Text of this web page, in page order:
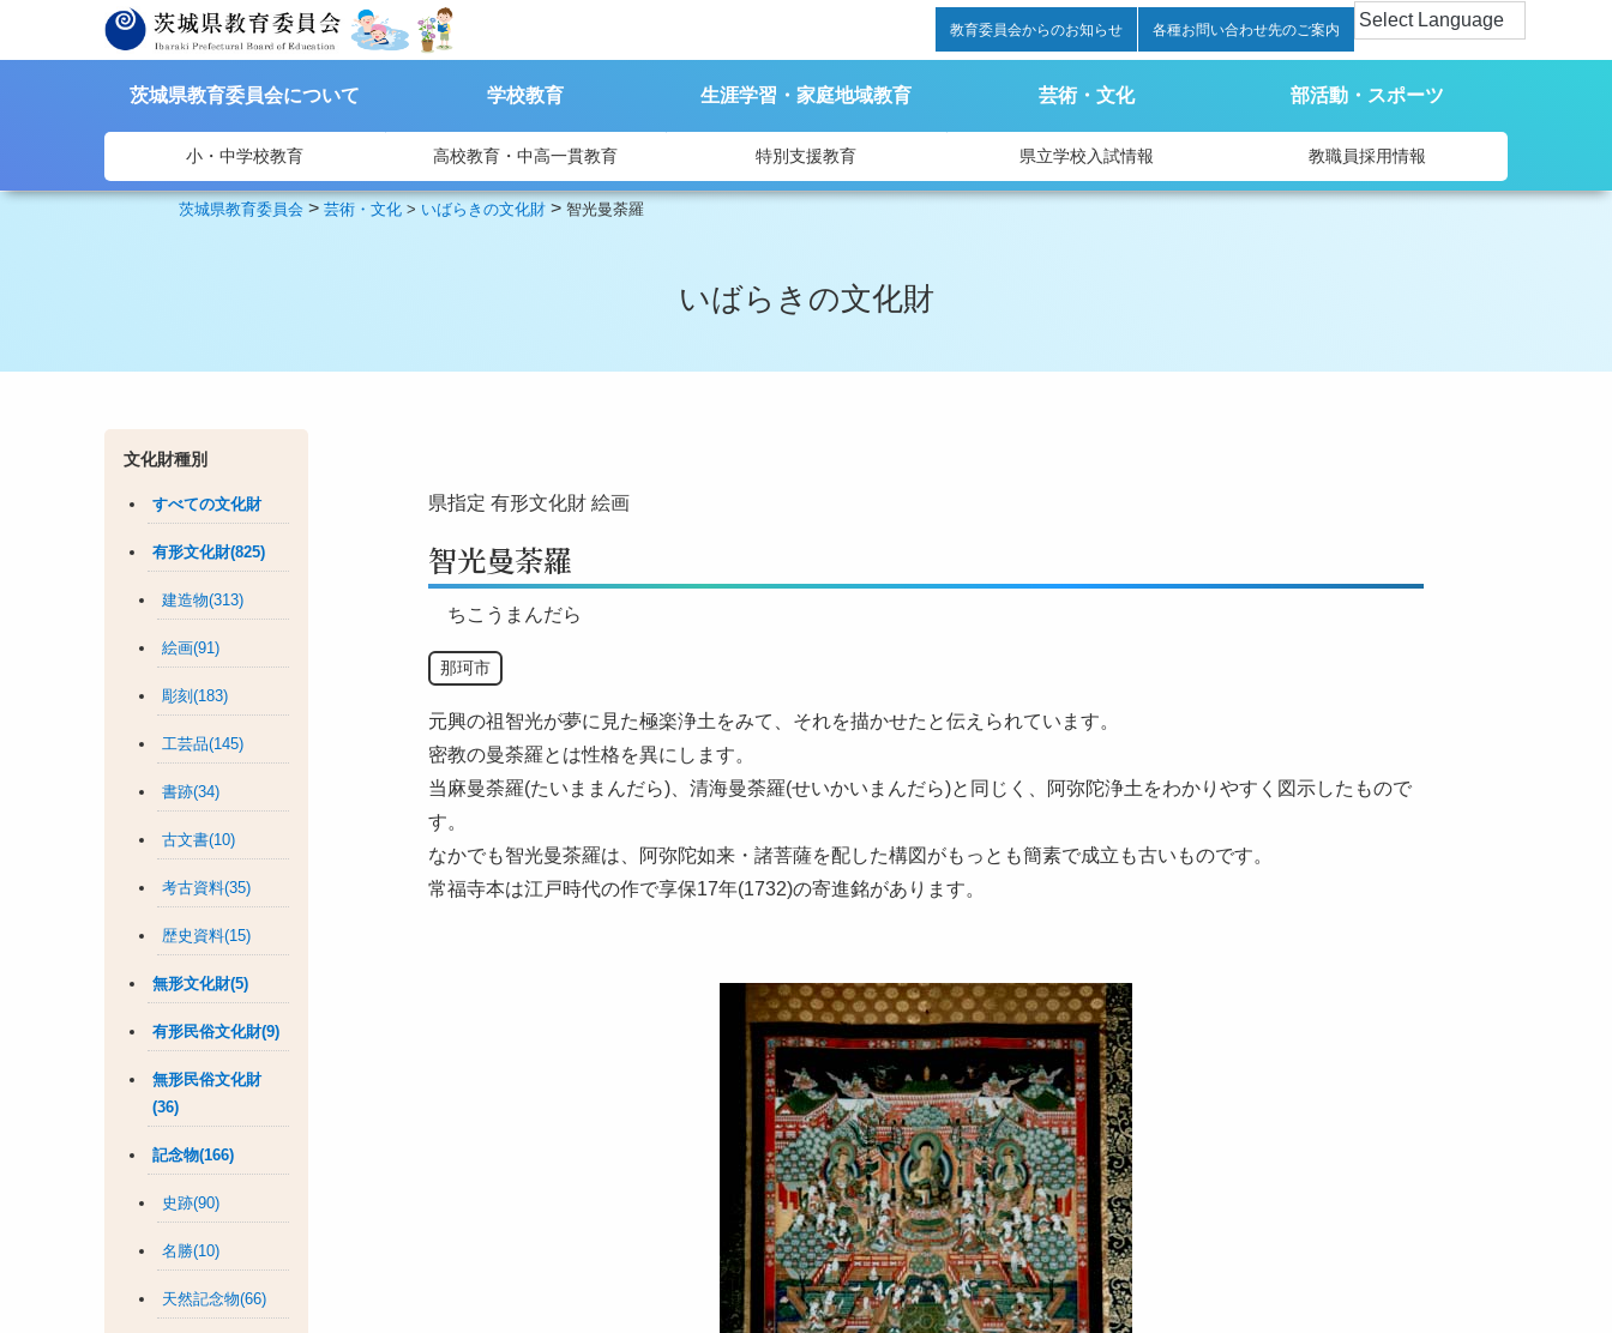
教育委員会からのお知らせ 各種お問い合わせ先のご案内
茨城県教育委員会について 学校教育 生涯学習・家庭地域教育 芸術・文化 部活動・スポーツ
小・中学校教育 高校教育・中高一貫教育 特別支援教育 県立学校入試情報 教職員採用情報
茨城県教育委員会 >芸術・文化 > いばらきの文化財 >智光曼荼羅
いばらきの文化財
文化財種別
すべての文化財
有形文化財(825)
建造物(313)
絵画(91)
彫刻(183)
工芸品(145)
書跡(34)
古文書(10)
考古資料(35)
歴史資料(15)
無形文化財(5)
有形民俗文化財(9)
無形民俗文化財
(36)
記念物(166)
史跡(90)
名勝(10)
天然記念物(66)
県指定 有形文化財 絵画
智光曼荼羅
ちこうまんだら
那珂市
元興の祖智光が夢に見た極楽浄土をみて、それを描かせたと伝えられています。
密教の曼荼羅とは性格を異にします。
当麻曼荼羅(たいままんだら)、清海曼荼羅(せいかいまんだら)と同じく、阿弥陀浄土をわかりやすく図示したもので
す。
なかでも智光曼茶羅は、阿弥陀如来・諸菩薩を配した構図がもっとも簡素で成立も古いものです。
常福寺本は江戸時代の作で享保17年(1732)の寄進銘があります。